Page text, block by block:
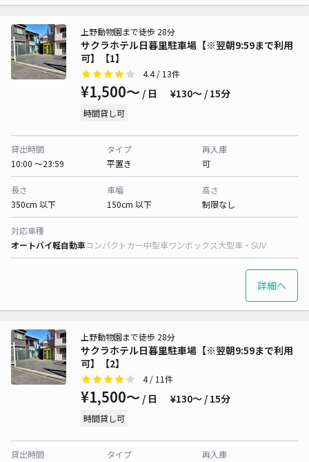
サクラホテル日暮里駐車場【※翌朝9:59まで利用
可】【1】
上野動物園まで徒歩 28分
4.4/ 13件
¥1,500〜 / 日 ¥130〜 / 15分
時間貸し可
貸出時間
10:00 〜23:59
タイプ
平置き
再入庫
可
長さ
350cm 以下
車幅
150cm 以下
高さ
制限なし
対応車種
オートバイ軽自動車コンパクトカー中型車ワンボックス大型車・SUV
詳細へ
サクラホテル日暮里駐車場【※翌朝9:59まで利用
可】【2】
上野動物園まで徒歩 28分
4/ 11件
¥1,500〜 / 日 ¥130〜 / 15分
時間貸し可
貸出時間
タイプ
再入庫